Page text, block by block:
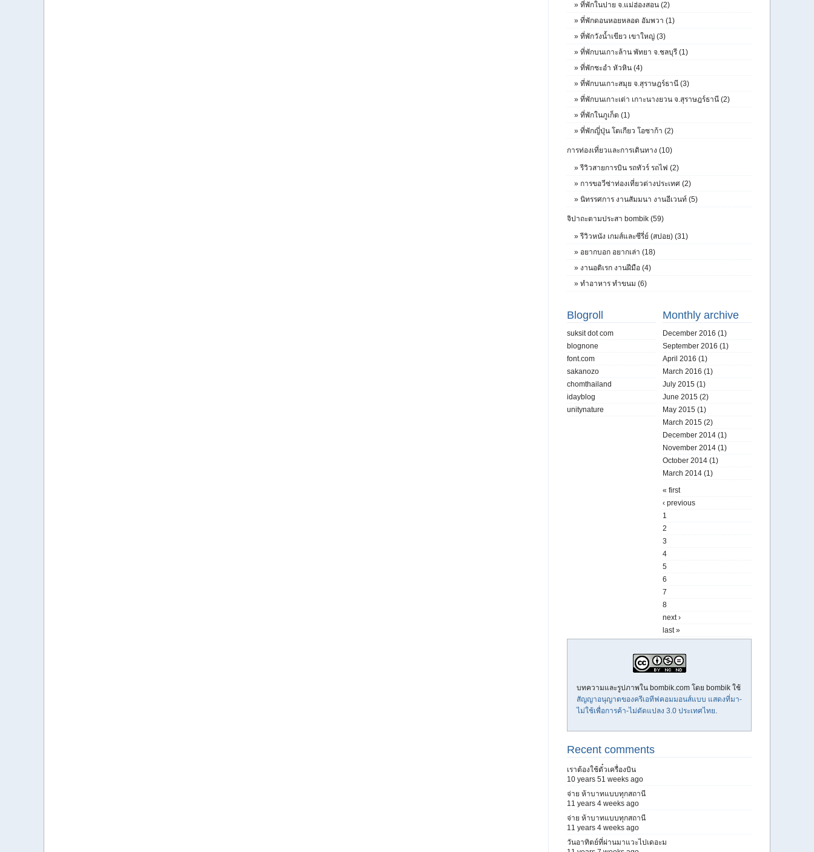
» ที่พักในปาย จ.แม่ฮ่องสอน (2)
» ที่พักดอนหอยหลอด อัมพวา (1)
» ที่พักวังน้ำเขียว เขาใหญ่ (3)
» ที่พักบนเกาะล้าน พัทยา จ.ชลบุรี (1)
» ที่พักชะอำ หัวหิน (4)
» ที่พักบนเกาะสมุย จ.สุราษฎร์ธานี (3)
» ที่พักบนเกาะเต่า เกาะนางยวน จ.สุราษฎร์ธานี (2)
» ที่พักในภูเก็ต (1)
» ที่พักญี่ปุ่น โตเกียว โอซาก้า (2)
การท่องเที่ยวและการเดินทาง (10)
»รีวิวสายการบิน รถทัวร์ รถไฟ (2)
» การขอวีซ่าท่องเที่ยวต่างประเทศ (2)
» นิทรรศการ งานสัมมนา งานอีเวนท์ (5)
จิปาถะตามประสา bombik (59)
»รีวิวหนัง เกมส์และซีรี่ย์ (สปอย) (31)
» อยากบอก อยากเล่า (18)
» งานอดิเรก งานฝีมือ (4)
» ทำอาหาร ทำขนม (6)
Blogroll
suksit dot com
blognone
font.com
sakanozo
chomthailand
idayblog
unitynature
Monthly archive
December 2016 (1)
September 2016 (1)
April 2016 (1)
March 2016 (1)
July 2015 (1)
June 2015 (2)
May 2015 (1)
March 2015 (2)
December 2014 (1)
November 2014 (1)
October 2014 (1)
March 2014 (1)
« first
‹ previous
1
2
3
4
5
6
7
8
next ›
last »
บทความและรูปภาพใน bombik.com โดย bombik ใช้
สัญญาอนุญาตของครีเอทีฟคอมมอนส์แบบ แสดงที่มา-
ไม่ใช้เพื่อการค้า-ไม่ดัดแปลง 3.0 ประเทศไทย.
Recent comments
เราต้องใช้ตั๋วเครื่องบิน
10 years 51 weeks ago
จ่าย ห้าบาทแบบทุกสถานี
11 years 4 weeks ago
จ่าย ห้าบาทแบบทุกสถานี
11 years 4 weeks ago
วันอาทิตย์ที่ผ่านมาแวะไปเดอะม